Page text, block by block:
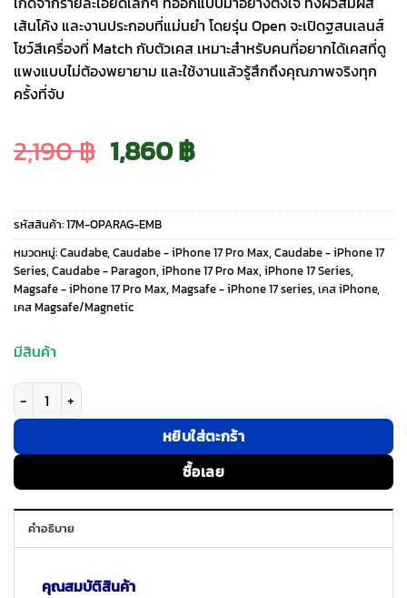
เส้นโค้ง และงานประกอบที่แม่นยำ โดยรุ่น Open จะเปิดฐสนเลนส์
โชว์สีเครื่องที่ Match กับตัวเคส เหมาะสำหรับคนที่อยากได้เคสที่ดู
แพงแบบไม่ต้องพยายาม และใช้งานแล้วรู้สึกถึงคุณภาพจริงทุก
ครั้งที่จับ
2,190฿ Original
price
was:
2,190 ฿.
1,860฿Current
price
is:
1,860 ฿.
รหัสสินค้า:17M-OPARAG-EMB
หมวดหมู่:Caudabe, Caudabe - iPhone 17 Pro Max, Caudabe - iPhone 17
Series, Caudabe - Paragon, iPhone 17 Pro Max, iPhone 17 Series,
Magsafe - iPhone 17 Pro Max, Magsafe - iPhone 17 series, เคส iPhone,
เคส Magsafe/Magnetic
มีสินค้า
จำนวน Caudabe รุ่น Paragon (Open) - เคส iPhone 17 Pro Max - สี
หยิบใส่ตะกร้า
ซื้อเลย
คำอธิบาย
คุณสมบัติสินค้า